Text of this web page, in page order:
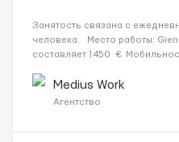
Занятость связана с
человека. Место работы:
составляет 1450 €.
Початкова стадія деменції.
прокидаюч...
Medius Work
Агентство